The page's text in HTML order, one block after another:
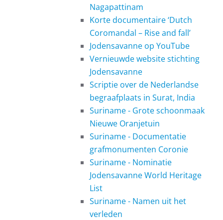
Nagapattinam
Korte documentaire ‘Dutch
Coromandal – Rise and fall’
Jodensavanne op YouTube
Vernieuwde website stichting
Jodensavanne
Scriptie over de Nederlandse
begraafplaats in Surat, India
Suriname - Grote schoonmaak
Nieuwe Oranjetuin
Suriname - Documentatie
grafmonumenten Coronie
Suriname - Nominatie
Jodensavanne World Heritage
List
Suriname - Namen uit het
verleden